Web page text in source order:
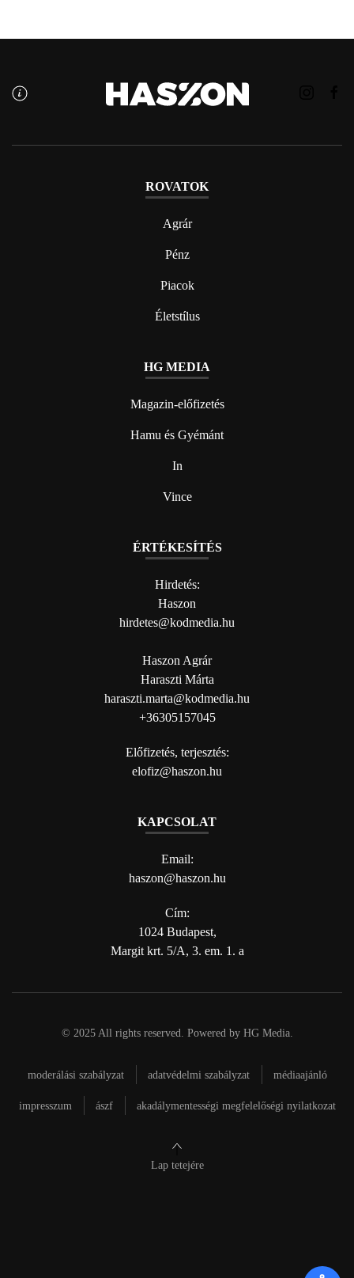
ROVATOK
Agrár
Pénz
Piacok
Életstílus
HG MEDIA
Magazin-előfizetés
Hamu és Gyémánt
In
Vince
ÉRTÉKESÍTÉS
Hirdetés:
Haszon
hirdetes@kodmedia.hu
Haszon Agrár
Haraszti Márta
haraszti.marta@kodmedia.hu
+36305157045
Előfizetés, terjesztés:
elofiz@haszon.hu
KAPCSOLAT
Email:
haszon@haszon.hu
Cím:
1024 Budapest,
Margit krt. 5/A, 3. em. 1. a
© 2025 All rights reserved. Powered by HG Media.
moderálási szabályzat adatvédelmi szabályzat médiaajánló
impresszum ászf akadálymentességi megfelelőségi nyilatkozat
Lap tetejére